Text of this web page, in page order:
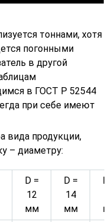
тоннами, хотя
погонными
в другой
в ГОСТ Р 52544
при себе имеют
вида продукции,
– диаметру:
D =
12
мм
D =
14
мм
D